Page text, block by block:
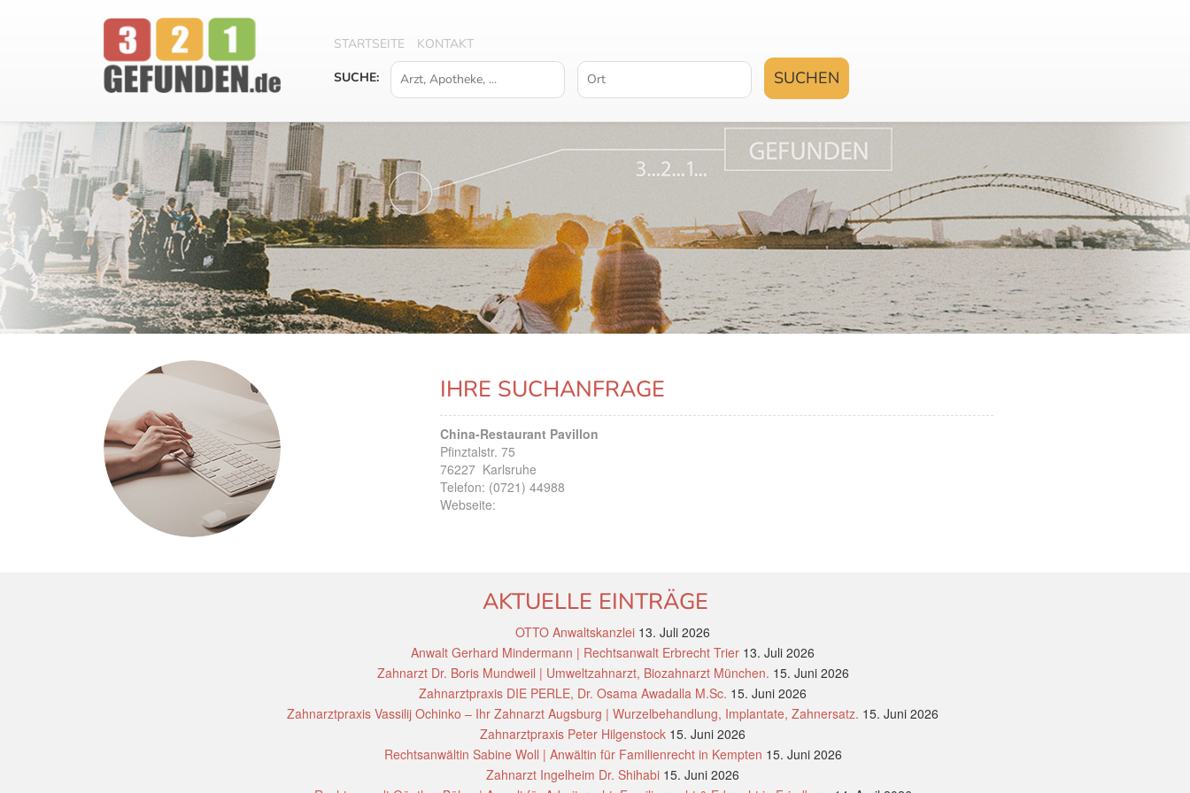
STARTSEITE
KONTAKT
SUCHE:
IHRE SUCHANFRAGE
China-Restaurant Pavillon
Pfinztalstr. 75
76227 Karlsruhe
Telefon: (0721) 44988
Webseite:
AKTUELLE EINTRÄGE
OTTO Anwaltskanzlei 13. Juli 2026
Anwalt Gerhard Mindermann | Rechtsanwalt Erbrecht Trier 13. Juli 2026
Zahnarzt Dr. Boris Mundweil | Umweltzahnarzt, Biozahnarzt München. 15. Juni 2026
Zahnarztpraxis DIE PERLE, Dr. Osama Awadalla M.Sc. 15. Juni 2026
Zahnarztpraxis Vassilij Ochinko – Ihr Zahnarzt Augsburg | Wurzelbehandlung, Implantate, Zahnersatz. 15. Juni 2026
Zahnarztpraxis Peter Hilgenstock 15. Juni 2026
Rechtsanwältin Sabine Woll | Anwältin für Familienrecht in Kempten 15. Juni 2026
Zahnarzt Ingelheim Dr. Shihabi 15. Juni 2026